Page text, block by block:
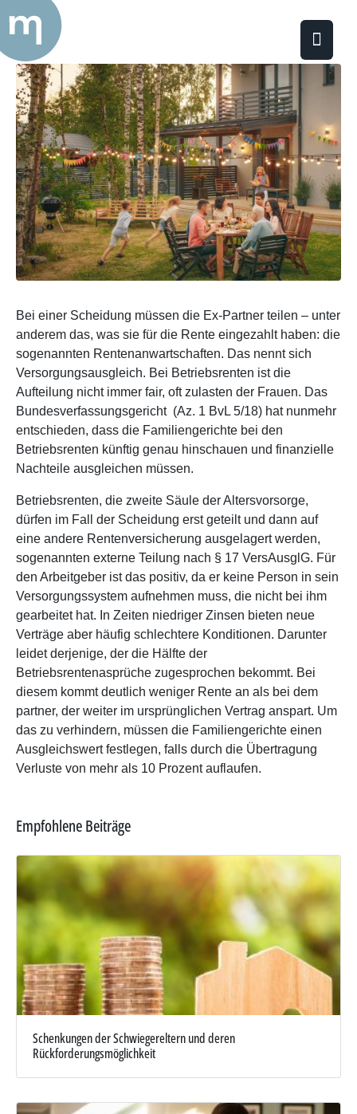
VERSORGUNGSAUSGLEICH
Bei einer Scheidung müssen die Ex-Partner teilen – unter
anderem das, was sie für die Rente eingezahlt haben: die
sogenannten Rentenanwartschaften. Das nennt sich
Versorgungsausgleich. Bei Betriebsrenten ist die
Aufteilung nicht immer fair, oft zulasten der Frauen. Das
Bundesverfassungsgericht (Az. 1 BvL 5/18) hat nunmehr
entschieden, dass die Familiengerichte bei den
Betriebsrenten künftig genau hinschauen und finanzielle
Nachteile ausgleichen müssen.
Betriebsrenten, die zweite Säule der Altersvorsorge,
dürfen im Fall der Scheidung erst geteilt und dann auf
eine andere Rentenversicherung ausgelagert werden,
sogenannten externe Teilung nach § 17 VersAusglG. Für
den Arbeitgeber ist das positiv, da er keine Person in sein
Versorgungssystem aufnehmen muss, die nicht bei ihm
gearbeitet hat. In Zeiten niedriger Zinsen bieten neue
Verträge aber häufig schlechtere Konditionen. Darunter
leidet derjenige, der die Hälfte der
Betriebsrentenasprüche zugesprochen bekommt. Bei
diesem kommt deutlich weniger Rente an als bei dem
partner, der weiter im ursprünglichen Vertrag anspart. Um
das zu verhindern, müssen die Familiengerichte einen
Ausgleichswert festlegen, falls durch die Übertragung
Verluste von mehr als 10 Prozent auflaufen.
Empfohlene Beiträge
Schenkungen der Schwiegereltern und deren
Rückforderungsmöglichkeit